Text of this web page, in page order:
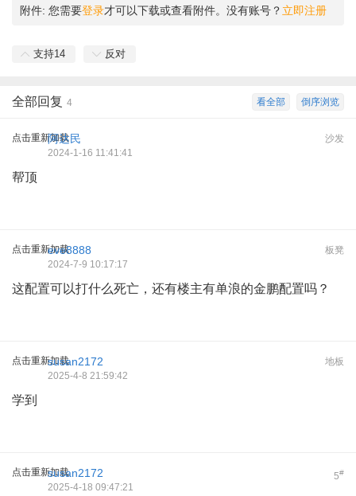
附件: 您需要登录才可以下载或查看附件。没有账号？ 立即注册
支持14 反对
倒序浏览
看全部
全部回复 4
点击重新加载 沙发
阿达民
2024-1-16 11:41:41
帮顶
点击重新加载 板凳
eve8888
2024-7-9 10:17:17
这配置可以打什么死亡，还有楼主有单浪的金鹏配置吗？
点击重新加载 地板
susan2172
2025-4-8 21:59:42
学到
点击重新加载 5#
susan2172
2025-4-18 09:47:21